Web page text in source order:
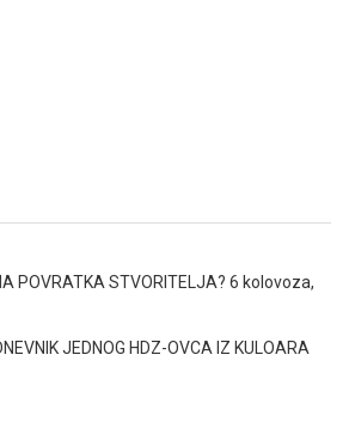
POVRATKA STVORITELJA? 6 kolovoza,
JEDNOG HDZ-OVCA IZ KULOARA